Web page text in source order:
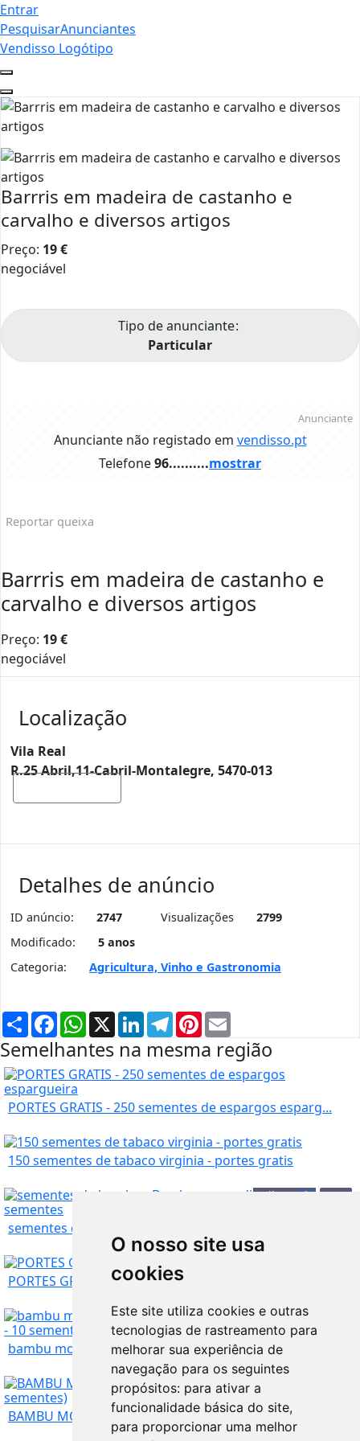
O nosso site usa
cookies
Este site utiliza cookies e outras
tecnologias de rastreamento para
melhorar sua experiência de
navegação para os seguintes
propósitos: para ativar a
funcionalidade básica do site,
para proporcionar uma melhor
Entrar
PesquisarAnunciantes
Vendisso Logótipo
Barrris em madeira de castanho e
carvalho e diversos artigos
Preço: 19€
negociável
Tipo de anunciante
Particular
Telefone96..........mostrar
Anunciante
Anunciante não registado em vendisso.pt
Reportar queixa
Barrris em madeira de castanho e
carvalho e diversos artigos
Preço: 19€
negociável
Localização
Vila Real
R.25 Abril,11-Cabril-Montalegre, 5470-013
Detalhes de anúncio
ID anúncio: 2747 Visualizações
2799
Modificado:
5 anos
Categoria:
Agricultura, Vinho e Gastronomia
PartilharFacebookWhatsApp
X LinkedInTelegram
Pinterest
Semelhantes na mesma região
PORTES GRATIS - 250 sementes de espargos esparg...
Vila Real
150 sementes de tabaco virginia - portes gratis
sementes de bambu - Bambusa arundinacea - 70 se...
Vila Real
PORTES GRATIS - vinagreira vermelha - 10 sementes
bambu moso gigante - pubescens Phyllostachys ed...
Vila Real
BAMBU MOSO GIGANTE Phyllostachys pubescens (100...